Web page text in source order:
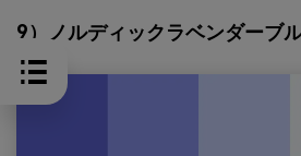
9）ノルディックラベンダーブ